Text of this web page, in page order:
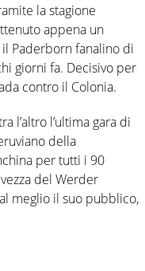
la stagione
appena un
Paderborn fanalino di
giorni fa. Decisivo per
contro il Colonia.
l’altro l’ultima gara di
della
per tutti i 90
del Werder
meglio il suo pubblico,